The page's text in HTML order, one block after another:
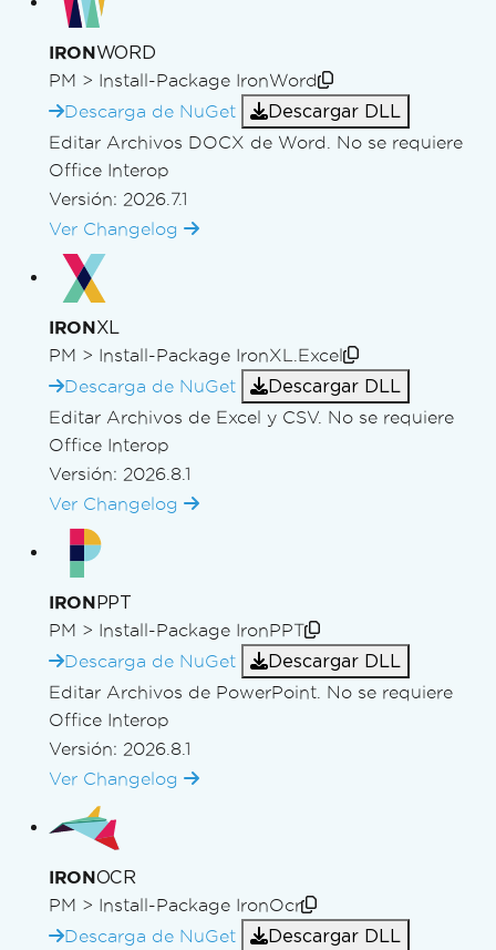
IRONWORD
PM > Install-Package IronWord
Descarga de NuGet
Descargar DLL
Editar Archivos DOCX de Word. No se requiere
Office Interop
Versión: 2026.7.1
Ver Changelog
IRONXL
PM > Install-Package IronXL.Excel
Descarga de NuGet
Descargar DLL
Editar Archivos de Excel y CSV. No se requiere
Office Interop
Versión: 2026.8.1
Ver Changelog
IRONPPT
PM > Install-Package IronPPT
Descarga de NuGet
Descargar DLL
Editar Archivos de PowerPoint. No se requiere
Office Interop
Versión: 2026.8.1
Ver Changelog
IRONOCR
PM > Install-Package IronOcr
Descarga de NuGet
Descargar DLL